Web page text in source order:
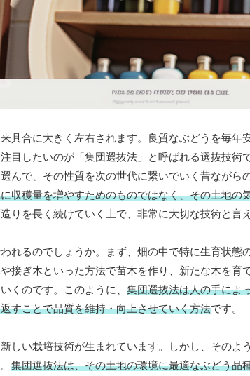
具合に大きく左右されます。良質なぶどうを毎年
目したいのが「集団選抜法」と呼ばれる選抜技術
んで、その性質を次の世代に繋いでいく昔ながら
収穫量を増やすためのものではなく、その土地
りを長く続けていく上で、非常に大切な技術と言
れるのでしょうか。まず、畑の中で特に生育状態
接ぎ木といった方法で苗木を作り、新たな木を育
くのです。このように、 集団選抜法は人の手によ
すことで品質を維持・向上させていく方法です。
しい栽培技術が生まれています。しかし、そのよ
集団選抜法は、その土地の環境に最適なぶどう品